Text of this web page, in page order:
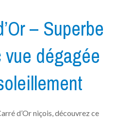
– Superbe
vue dégagée
d’Or niçois, découvrez ce